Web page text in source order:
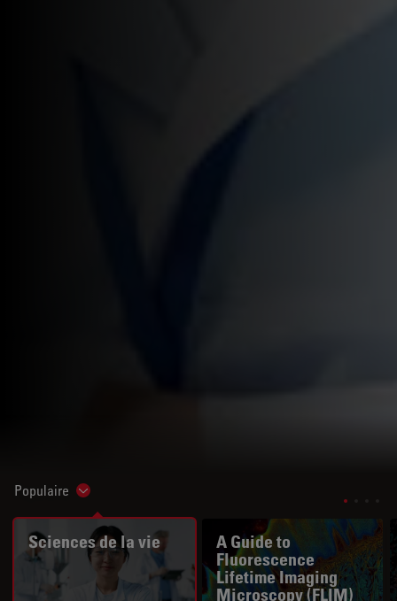
Populaire Show subnavigation
Sciences de la vie
A Guide to
Fluorescence
Lifetime Imaging
Microscopy (FLIM)